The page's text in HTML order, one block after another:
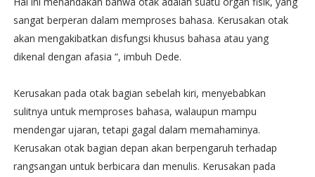
sangat berperan dalam memproses bahasa. Kerusakan otak
akan mengakibatkan disfungsi khusus bahasa atau yang
dikenal dengan afasia “, imbuh Dede.
Kerusakan pada otak bagian sebelah kiri, menyebabkan
sulitnya untuk memproses bahasa, walaupun mampu
mendengar ujaran, tetapi gagal dalam memahaminya.
Kerusakan otak bagian depan akan berpengaruh terhadap
rangsangan untuk berbicara dan menulis. Kerusakan pada